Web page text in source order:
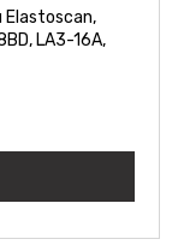
Elastoscan,
LA3-16A,